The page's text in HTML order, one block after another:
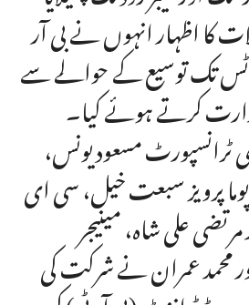
کا اظہار انہوں نے بی آر
تک توسیع کے حوالے سے
کرتے ہوئے کیا۔
ٹرانسپورٹ مسعود یونس،
پوما پرویز سبعت خیل، سی ای
علی شاہ، مینیجر
محمد عمران نے شرکت کی